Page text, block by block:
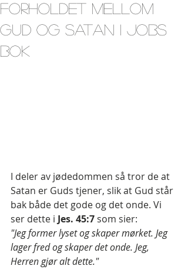
FORHOLDET MELLOM
GUD OG SATAN I JOBS
BOK
I deler av jødedommen så tror de at
Satan er Guds tjener, slik at Gud står
bak både det gode og det onde. Vi
ser dette i Jes. 45:7 som sier:
"Jeg former lyset og skaper mørket. Jeg
lager fred og skaper det onde. Jeg,
Herren gjør alt dette."